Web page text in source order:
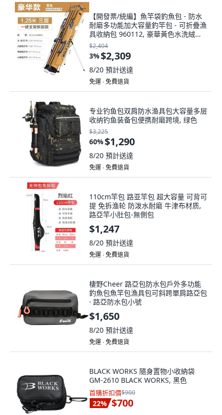
【開發票/統編】魚竿袋釣魚包 - 防水
耐磨多功能加大容量釣竿包 - 可折疊漁
具收納包 960112, 豪華黃色水洗絨三
層
$2,404
3%$2,309
8/20 預計送達
免運 ∙ 免費退貨
专业钓鱼包双肩防水渔具包大容量多层
收纳钓鱼装备包便携耐磨跨境, 绿色
$3,225
60%$1,290
8/20 預計送達
免運 ∙ 免費退貨
110cm竿包 路亚竿包 超大容量 可背可
提 免拆渔轮 防泼水耐磨 牛津布材质,
路亞竿小肚包-無側包
$1,247
8/20 預計送達
免運 ∙ 免費退貨
棲野Cheer 路亞包防水包戶外多功能
釣魚包魚竿包漁具包可斜跨單肩路亞包
· 路亞防水包小號
$1,650
8/20 預計送達
免運 ∙ 免費退貨
BLACK WORKS 隨身置物小收納袋
GM-2610 BLACK WORKS, 黑色
首購折扣價$900
22% $700